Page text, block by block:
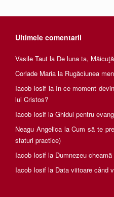
Ultimele comentarii
Vasile Taut la De luna ta,
Corlade Maria la Rugăciunea
Iacob Iosif la În ce moment
lui Cristos?
Iacob Iosif la Ghidul pentru
Neagu AngelicalaCum să te
sfaturi practice)
Iacob Iosif la Dumnezeu
Iacob Iosif la Data viitoare când